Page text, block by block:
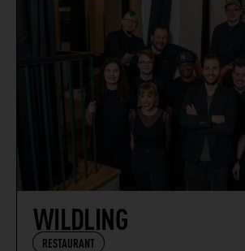
WILDLING
RESTAURANT